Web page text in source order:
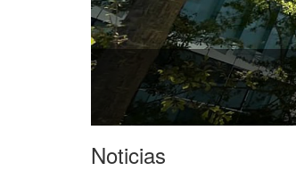
Noticias